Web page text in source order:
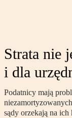
Strata nie
i dla
Podatnicy mają
sądy orzekają na